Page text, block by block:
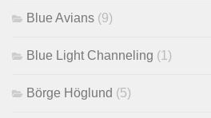
Blue Avians (9)
Blue Light Channeling (1)
Börge Höglund (5)